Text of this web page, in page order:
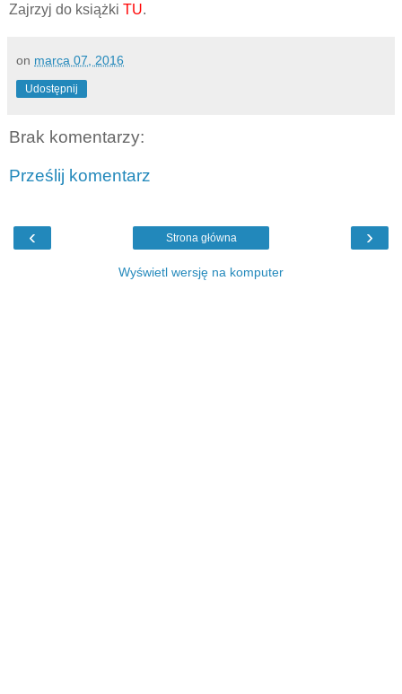
Zajrzyj do książki TU.
on marca 07, 2016
Udostępnij
Brak komentarzy:
Prześlij komentarz
‹ ›
Strona główna
Wyświetl wersję na komputer